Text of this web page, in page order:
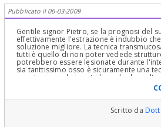
proposto...ma una retrograda...ossia
Amalgama chirurgica particolare priva di
detto..previa visita e sondaggio
infezione parodontale o endo-
viscerale per gli impianti quando si può e
dente non lo capisco se poi l’impianto
dente diffiderei della qualità dell’impianto
significa...mi sono convinto che la
diagnosi da solo ...lasci decidere al
in cura!!! è un saggio consiglio mi creda!!!
Pubblicato il 06-03-2009
Gentile signor Pietro, se la prognosi del
effettivamente l'estrazione è indubbio
soluzione migliore. La tecnica
tutti è quello di non poter vedede
potrebbero essere lesionate durante
sia tanttissimo osso è sicuramente una
quanto riguarda i costi dipende da
odontoiatrici della sua città ( essendo
cui alcuni seri altri molto meno
medico e si affidia lui. Cordiali saluti
Scritto da